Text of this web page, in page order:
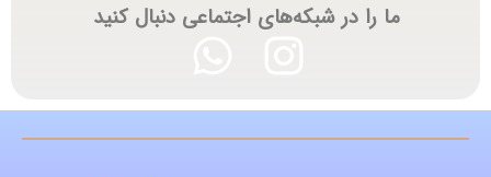
ما را در شبکه‌های اجتماعی دنبال کنید